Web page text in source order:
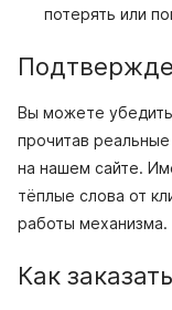
потерять или
Вы можете
прочитав
на нашем сайте.
тёплые слова от
работы механизма.
Как